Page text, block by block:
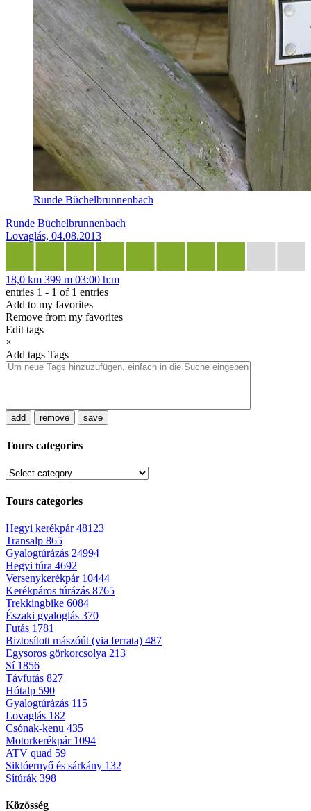
Runde Büchelbrunnenbach
Runde Büchelbrunnenbach
Lovaglás, 04.08.2013
18,0 km 399 m 03:00 h:m
entries 1 - 1 of 1 entries
Add to my favorites
Remove from my favorites
Edit tags
×
Add tags Tags
add remove save
Tours categories
Tours categories
Hegyi kerékpár48123
Transalp 865
Gyalogtúrázás 24994
Hegyi túra 4692
Versenykerékpár 10444
Kerékpáros túrázás 8765
Trekkingbike 6084
Északi gyaloglás 370
Futás 1781
Biztosított mászóút (via ferrata) 487
Egysoros görkorcsolya 213
Sí 1856
Távfutás 827
Hótalp 590
Gyalogtúrázás 115
Lovaglás 182
Csónak-kenu 435
Motorkerékpár 1094
ATV quad 59
Siklóernyő és sárkány 132
Sítúrák 398
Közösség